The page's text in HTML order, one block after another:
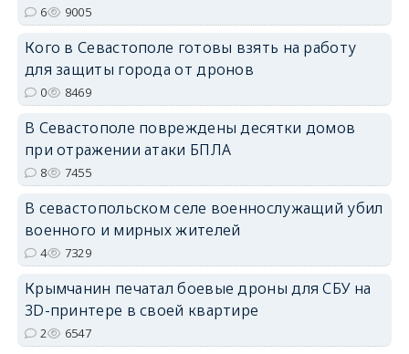
erid: 2SDnjdPjgYS
erid: 2SDnjdvhGXG
6 9005
Кого в Севастополе готовы взять на работу
для защиты города от дронов
0 8469
В Севастополе повреждены десятки домов
при отражении атаки БПЛА
8 7455
В севастопольском селе военнослужащий убил
военного и мирных жителей
4 7329
Крымчанин печатал боевые дроны для СБУ на
3D-принтере в своей квартире
2 6547